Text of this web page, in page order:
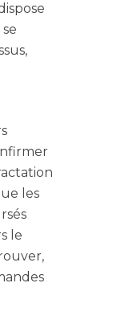
les
le